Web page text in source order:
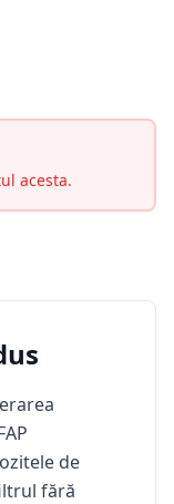
acesta.
de
fără